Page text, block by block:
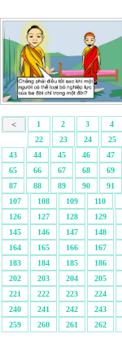
< 1 2 3 4
22
23 24 25
43
44 45 46 47
65
66 67 68 69
87
88 89 90 91
107
108 109 110
126
127 128 129
145
146 147 148
164
165 166 167
183
184 185 186
202
203 204 205
221
222 223 224
240
241 242 243
259
260 261 262